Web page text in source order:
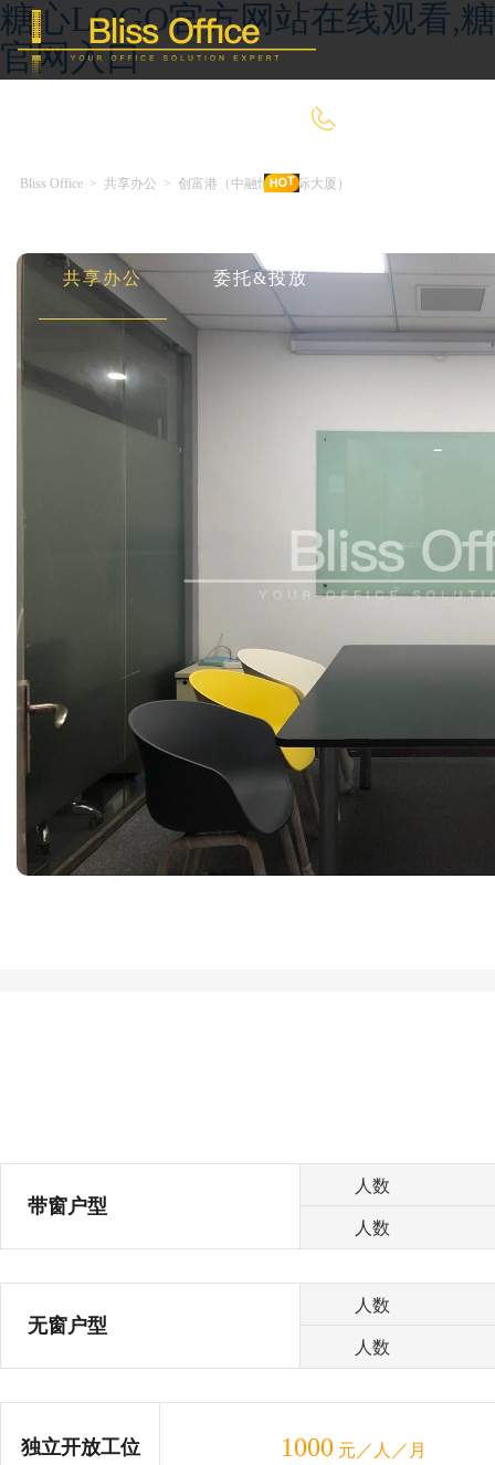
糖心LOGO官方网站在线观看,
官网入口
共享办公 委托&投放
Bliss Office > 共享办公 > 创富港（中融恒瑞国际大厦）
带窗户型
人数
人数
无窗户型
人数
人数
独立开放工位 1000 元／人／月